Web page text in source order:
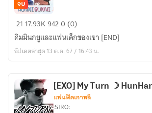
[Seventeen]
Hunni
Bunni
:
จบ
21 17.93K9420 (0)
คิมมินกยูและแฟนเด็กของเขา [END]
อัปเดตล่าสุด 13 ต.ค. 67 / 16:43 น.
[EXO] My Turn ☽
แฟนฟิคเกาหลี
:SIRO: